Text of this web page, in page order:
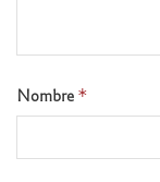
Nombre *